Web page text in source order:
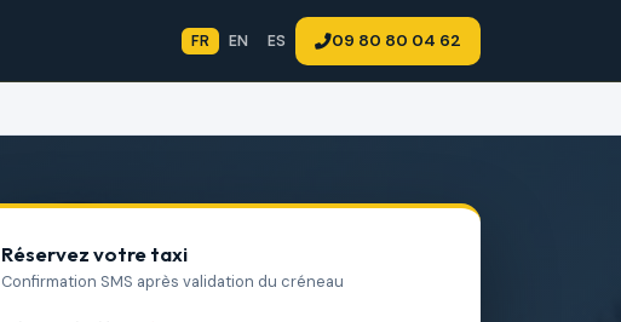
FR EN ES 09 80 80 04 62
Réservez votre taxi
Confirmation SMS après validation du créneau